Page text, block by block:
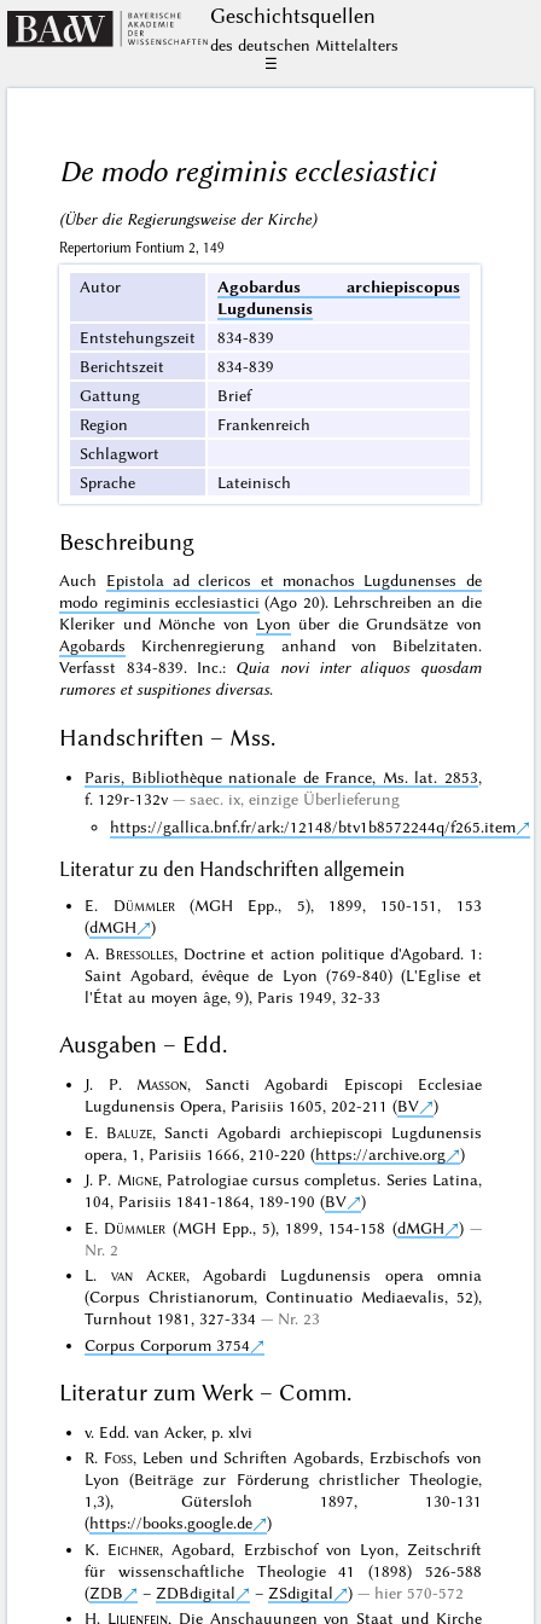
Geschichts­quellen
des deutschen Mittelalters
☰
De modo regiminis ecclesiastici
(Über die Regierungsweise der Kirche)
Repertorium Fontium 2, 149
Autor
Agobardus archiepiscopus
Lugdunensis
Entstehungszeit
834-839
Berichtszeit
834-839
Gattung
Brief
Region
Frankenreich
Schlagwort
Sprache
Lateinisch
Beschreibung
Auch Epistola ad clericos et monachos Lugdunenses de
modo regiminis ecclesiastici (Ago 20). Lehrschreiben an die
Kleriker und Mönche von Lyon über die Grundsätze von
Agobards Kirchenregierung anhand von Bibelzitaten.
Verfasst 834-839. Inc.: Quia novi inter aliquos quosdam
rumores et suspitiones diversas.
Handschriften – Mss.
Paris, Bibliothèque nationale de France, Ms. lat. 2853,
f. 129r-132v
saec. ix,einzige Überlieferung
https://gallica.bnf.fr/ark:/12148/btv1b8572244q/f265.item
Literatur zu den Handschriften allgemein
E. Dümmler(MGH Epp., 5), 1899, 150-151, 153
(dMGH
)
A. Bressolles, Doctrine et action politique d'Agobard. 1:
Saint Agobard, évêque de Lyon (769-840) (L'Eglise et
l'État au moyen âge, 9), Paris 1949, 32-33
Ausgaben – Edd.
J. P. Masson, Sancti Agobardi Episcopi Ecclesiae
Lugdunensis Opera, Parisiis 1605, 202-211 (BV
)
E. Baluze, Sancti Agobardi archiepiscopi Lugdunensis
opera, 1, Parisiis 1666, 210-220 (https://archive.org
)
J. P. Migne, Patrologiae cursus completus. Series Latina,
104, Parisiis 1841-1864, 189-190 (BV
)
E. Dümmler (MGH Epp., 5), 1899, 154-158 (dMGH
)
Nr. 2
L. van Acker, Agobardi Lugdunensis opera omnia
(Corpus Christianorum, Continuatio Mediaevalis, 52),
Turnhout 1981, 327-334
Nr. 23
Corpus Corporum 3754
Literatur zum Werk – Comm.
v. Edd. van Acker, p. xlvi
R. Foss, Leben und Schriften Agobards, Erzbischofs von
Lyon (Beiträge zur Förderung christlicher Theologie,
1,3), Gütersloh 1897, 130-131
(https://books.google.de
)
K. Eichner, Agobard, Erzbischof von Lyon, Zeitschrift
für wissenschaftliche Theologie 41 (1898) 526-588
(ZDB – ZDBdigital – ZSdigital )
hier 570-572
H. Lilienfein, Die Anschauungen von Staat und Kirche